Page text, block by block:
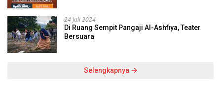
24 Juli 2024
Di Ruang Sempit Pangaji Al-Ashfiya, Teater
Bersuara
Selengkapnya